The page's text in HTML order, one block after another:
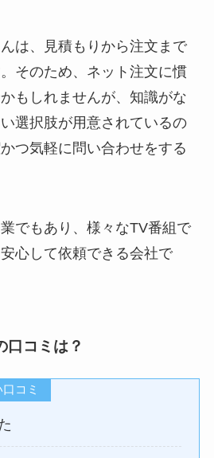
は、見積もりから注文まで
そのため、ネット注文に慣
もしれませんが、知識がな
選択肢が用意されているの
つ気軽に問い合わせをする
でもあり、様々なTV番組で
心して依頼できる会社で
口コミは？
コミ